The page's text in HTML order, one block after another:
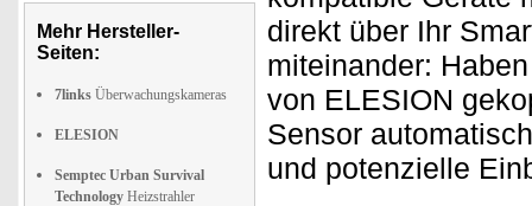
Mehr Hersteller-
Seiten:
7links Überwachungskameras
ELESION
Semptec Urban Survival
Technology Heizstrahler
direkt über Ihr
miteinander:
von ELESION
Sensor
und potenzielle